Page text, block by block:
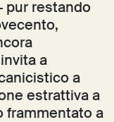
pur restando
a
a
estrattiva a
frammentato a